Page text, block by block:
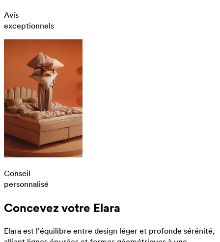
Avis
exceptionnels
Conseil
personnalisé
Concevez votre Elara
Elara est l'équilibre entre design léger et profonde sérénité,